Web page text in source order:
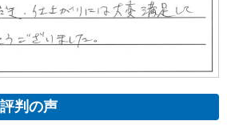
判の声